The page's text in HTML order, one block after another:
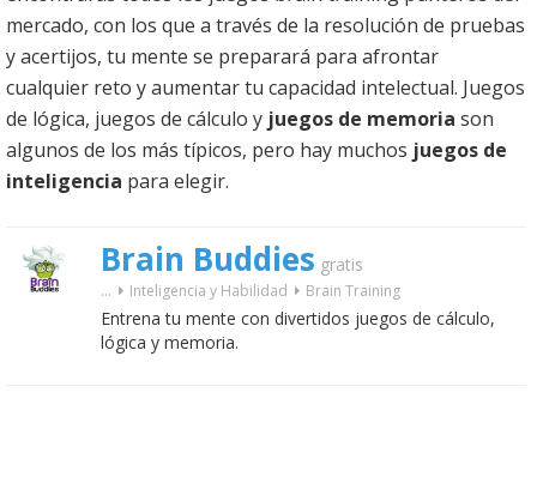
mercado, con los que a través de la resolución de pruebas
y acertijos, tu mente se preparará para afrontar
cualquier reto y aumentar tu capacidad intelectual. Juegos
de lógica, juegos de cálculo y juegos de memoria son
algunos de los más típicos, pero hay muchos juegos de
inteligencia para elegir.
Brain Buddies gratis
... Inteligencia y Habilidad Brain Training
Entrena tu mente con divertidos juegos de cálculo,
lógica y memoria.